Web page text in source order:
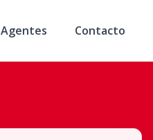
Agentes Contacto